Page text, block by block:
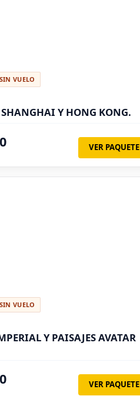
SIN VUELO
Y HONG KONG.
VER PAQUETE
SIN VUELO
Y PAISAJES AVATAR
VER PAQUETE